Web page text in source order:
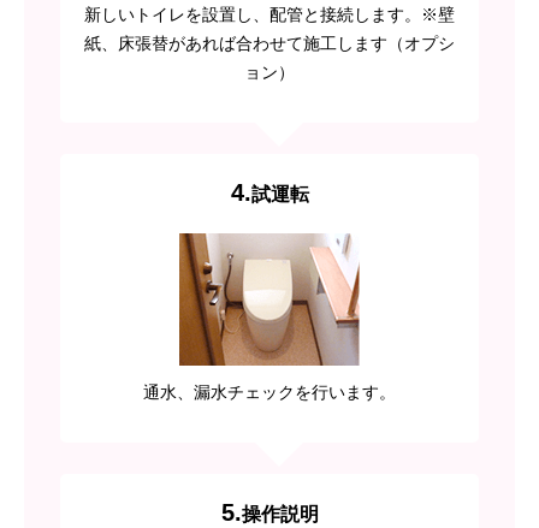
新しいトイレを設置し、配管と接続します。※壁
紙、床張替があれば合わせて施工します（オプシ
ョン）
4.試運転
通水、漏水チェックを行います。
5.操作説明